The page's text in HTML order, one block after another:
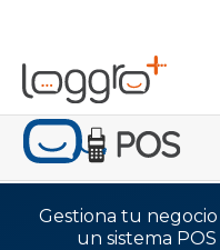
Gestiona tu
un sistema